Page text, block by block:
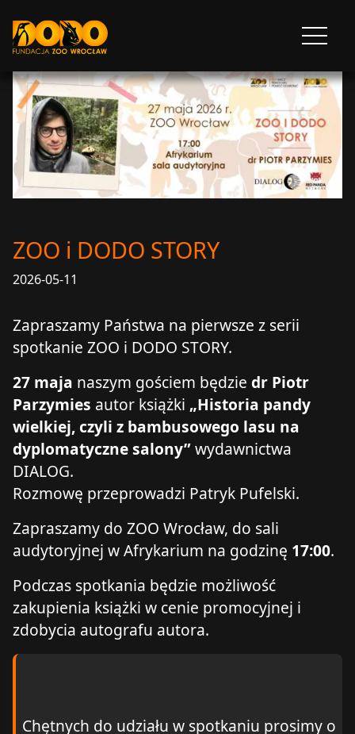
Otwórz
ZOO i DODO STORY
2026-05-11
Zapraszamy Państwa na pierwsze z serii
spotkanie ZOO i DODO STORY.
27 maja naszym gościem będzie dr Piotr
Parzymies autor książki „Historia pandy
wielkiej, czyli z bambusowego lasu na
dyplomatyczne salony”wydawnictwa
DIALOG.
Rozmowę przeprowadzi Patryk Pufelski.
Zapraszamy do ZOO Wrocław, do sali
audytoryjnej w Afrykarium na godzinę 17:00.
Podczas spotkania będzie możliwość
zakupienia książki w cenie promocyjnej i
zdobycia autografu autora.
Chętnych do udziału w spotkaniu prosimy o